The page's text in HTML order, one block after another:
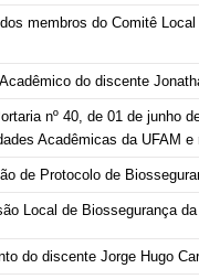
membros do Comitê
do discente
nº 40, de 01 de junho
Acadêmicas da UFAM
de Protocolo de
Local de Biossegurança
do discente Jorge Hugo